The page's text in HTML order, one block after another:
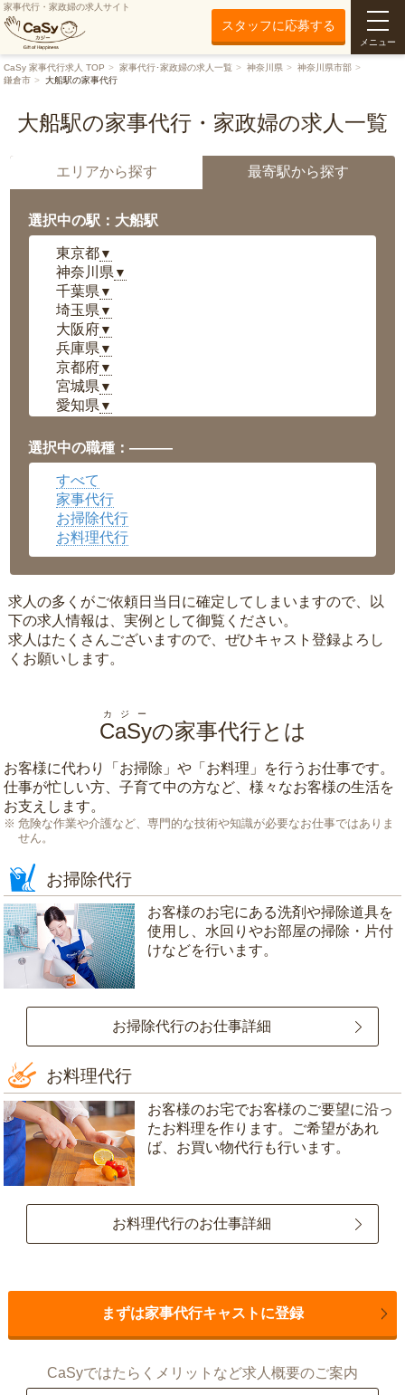
家事代行・家政婦の求人サイト
スタッフに応募する
メニュー
CaSy 家事代行求人 TOP 家事代行･家政婦の求人一覧 神奈川県
神奈川県市部
鎌倉市
大船駅の家事代行
大船駅の家事代行・家政婦の求人一覧
エリアから探す 最寄駅から探す
選択中の駅：大船駅
東京都▼
神奈川県 ▼
千葉県 ▼
埼玉県 ▼
大阪府▼
兵庫県 ▼
京都府▼
宮城県 ▼
愛知県 ▼
岡山県▼
広島県▼
沖縄県
選択中の職種：———
すべて
家事代行
お掃除代行
お料理代行
求人の多くがご依頼日当日に確定してしまいますので、以
下の求人情報は、実例として御覧ください。
求人はたくさんございますので、ぜひキャスト登録よろし
くお願いします。
CaSy
カジー
の家事代行とは
お客様に代わり「 お掃除 」や「 お料理 」を行うお仕事です。
仕事が忙しい方、子育て中の方など、様々なお客様の生活を
お支えします。
危険な作業や介護など、専門的な技術や知識が必要なお仕事ではありま
せん。
お掃除代行
お客様のお宅にある洗剤や掃除道具を
使用し、水回りやお部屋の掃除・片付
けなどを行います。
お掃除代行のお仕事詳細
お料理代行
お客様のお宅でお客様のご要望に沿っ
たお料理を作ります。ご希望があれ
ば、お買い物代行も行います。
お料理代行のお仕事詳細
まずは家事代行キャストに登録
CaSyではたらくメリットなど求人概要のご案内